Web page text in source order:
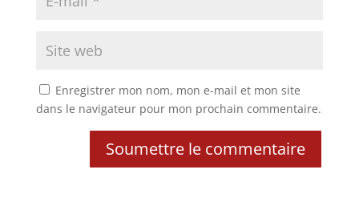
Enregistrer mon nom, mon e-mail et mon site
dans le navigateur pour mon prochain commentaire.
Soumettre le commentaire